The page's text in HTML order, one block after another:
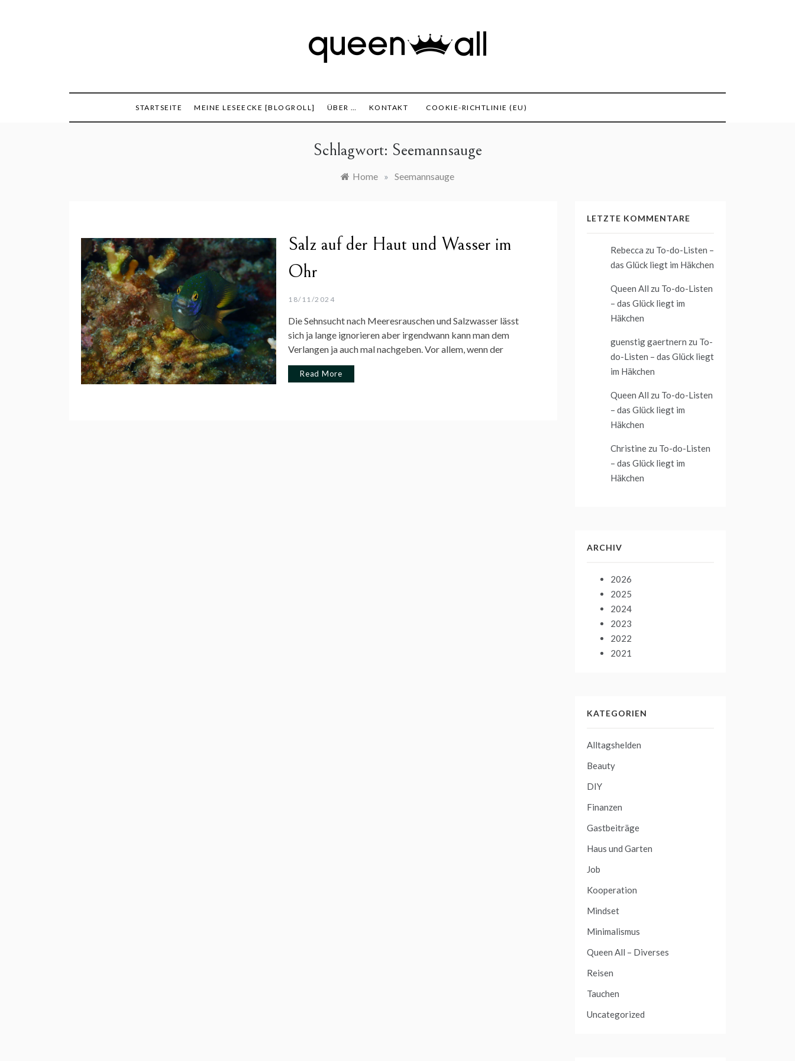
STARTSEITE MEINE LESEECKE [BLOGROLL] ÜBER … KONTAKT COOKIE-RICHTLINIE (EU)
Schlagwort: Seemannsauge
Home » Seemannsauge
Salz auf der Haut und Wasser im
Ohr
18/11/2024
Die Sehnsucht nach Meeresrauschen und Salzwasser lässt
sich ja lange ignorieren aber irgendwann kann man dem
Verlangen ja auch mal nachgeben. Vor allem, wenn der
Read More
LETZTE KOMMENTARE
Rebecca zu To-do-Listen –
das Glück liegt im Häkchen
Queen All zu To-do-Listen
– das Glück liegt im
Häkchen
guenstig gaertnern zu To-
do-Listen – das Glück liegt
im Häkchen
Queen All zu To-do-Listen
– das Glück liegt im
Häkchen
Christine zu To-do-Listen
– das Glück liegt im
Häkchen
ARCHIV
2026
2025
2024
2023
2022
2021
KATEGORIEN
Alltagshelden
Beauty
DIY
Finanzen
Gastbeiträge
Haus und Garten
Job
Kooperation
Mindset
Minimalismus
Queen All – Diverses
Reisen
Tauchen
Uncategorized